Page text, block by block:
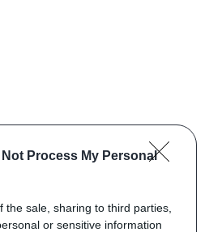
Not Process My Personal
the sale, sharing to third parties,
or sensitive information